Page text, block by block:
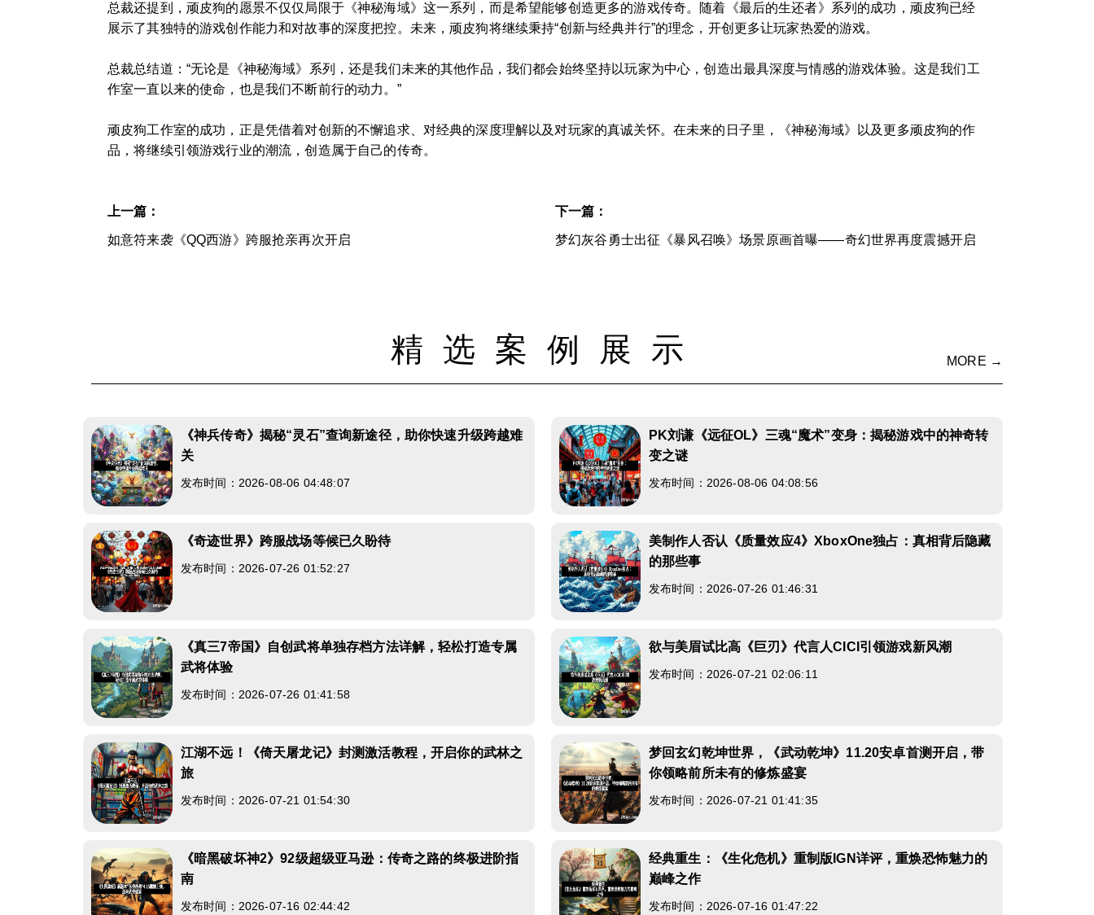
总裁还提到，顽皮狗的愿景不仅仅局限于《神秘海域》这一系列，而是希望能够创造更多的游戏传奇。随着《最后的生还者》系列的成功，顽皮狗已经
展示了其独特的游戏创作能力和对故事的深度把控。未来，顽皮狗将继续秉持“创新与经典并行”的理念，开创更多让玩家热爱的游戏。
总裁总结道：“无论是《神秘海域》系列，还是我们未来的其他作品，我们都会始终坚持以玩家为中心，创造出最具深度与情感的游戏体验。这是我们工
作室一直以来的使命，也是我们不断前行的动力。”
顽皮狗工作室的成功，正是凭借着对创新的不懈追求、对经典的深度理解以及对玩家的真诚关怀。在未来的日子里，《神秘海域》以及更多顽皮狗的作
品，将继续引领游戏行业的潮流，创造属于自己的传奇。
上一篇：
如意符来袭《QQ西游》跨服抢亲再次开启
下一篇：
梦幻灰谷勇士出征《暴风召唤》场景原画首曝——奇幻世界再度震撼开启
精选案例展示 MORE →
《神兵传奇》揭秘“灵石”查询新途径，助你快速升级跨越难
关
发布时间：2026-08-06 04:48:07
PK刘谦《远征OL》三魂“魔术”变身：揭秘游戏中的神奇转
变之谜
发布时间：2026-08-06 04:08:56
《奇迹世界》跨服战场等候已久盼待
发布时间：2026-07-26 01:52:27
美制作人否认《质量效应4》XboxOne独占：真相背后隐藏
的那些事
发布时间：2026-07-26 01:46:31
《真三7帝国》自创武将单独存档方法详解，轻松打造专属
武将体验
发布时间：2026-07-26 01:41:58
欲与美眉试比高《巨刃》代言人CICI引领游戏新风潮
发布时间：2026-07-21 02:06:11
江湖不远！《倚天屠龙记》封测激活教程，开启你的武林之
旅
发布时间：2026-07-21 01:54:30
梦回玄幻乾坤世界，《武动乾坤》11.20安卓首测开启，带
你领略前所未有的修炼盛宴
发布时间：2026-07-21 01:41:35
《暗黑破坏神2》92级超级亚马逊：传奇之路的终极进阶指
南
发布时间：2026-07-16 02:44:42
经典重生：《生化危机》重制版IGN详评，重焕恐怖魅力的
巅峰之作
发布时间：2026-07-16 01:47:22